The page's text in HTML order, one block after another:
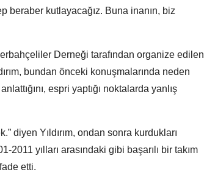
beraber kutlayacağız. Buna inanın, biz
Derneği tarafından organize edilen
bundan önceki konuşmalarında neden
espri yaptığı noktalarda yanlış
diyen Yıldırım, ondan sonra kurdukları
yılları arasındaki gibi başarılı bir takım
etti.